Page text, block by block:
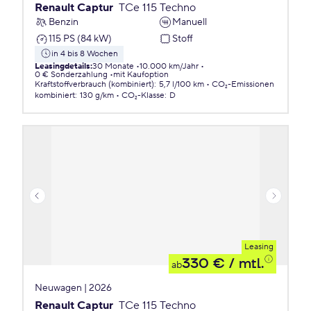
Renault Captur TCe 115 Techno
Benzin
Manuell
115 PS (84 kW)
Stoff
in 4 bis 8 Wochen
Leasingdetails:30 Monate 10.000 km/Jahr
0 € Sonderzahlung
mit Kaufoption
Kraftstoffverbrauch (kombiniert): 5,7 l/100 km
CO₂-Emissionen
kombiniert: 130 g/km CO₂-Klasse: D
Leasing
ab330 € / mtl.
Neuwagen | 2026
Renault Captur TCe 115 Techno